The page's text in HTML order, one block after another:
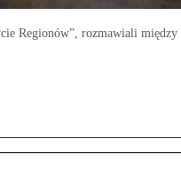
Regionów”, rozmawiali